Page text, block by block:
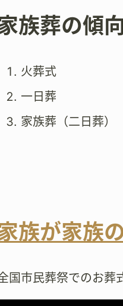
族葬の傾向
火葬式
一日葬
家族葬（二日葬）
族が家族
国市民葬祭でのお葬